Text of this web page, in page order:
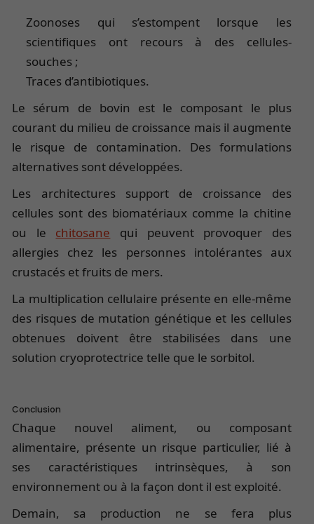
Zoonoses qui s’estompent lorsque les
scientifiques ont recours à des cellules-
souches ;
Traces d’antibiotiques.
Le sérum de bovin est le composant le plus
courant du milieu de croissance mais il augmente
le risque de contamination. Des formulations
alternatives sont développées.
Les architectures support de croissance des
cellules sont des biomatériaux comme la chitine
ou le chitosane qui peuvent provoquer des
allergies chez les personnes intolérantes aux
crustacés et fruits de mers.
La multiplication cellulaire présente en elle-même
des risques de mutation génétique et les cellules
obtenues doivent être stabilisées dans une
solution cryoprotectrice telle que le sorbitol.
Conclusion
Chaque nouvel aliment, ou composant
alimentaire, présente un risque particulier, lié à
ses caractéristiques intrinsèques, à son
environnement ou à la façon dont il est exploité.
Demain, sa production ne se fera plus